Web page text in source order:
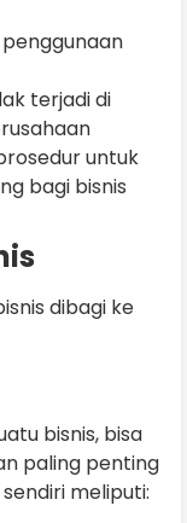
terjadi di
untuk
bagi bisnis
dibagi ke
bisnis, bisa
paling penting
meliputi: